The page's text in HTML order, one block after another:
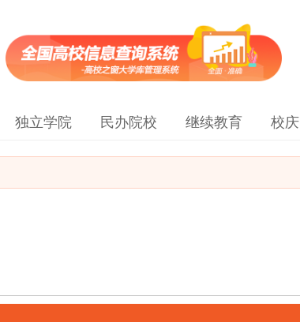
独立学院 民办院校 继续教育 校庆